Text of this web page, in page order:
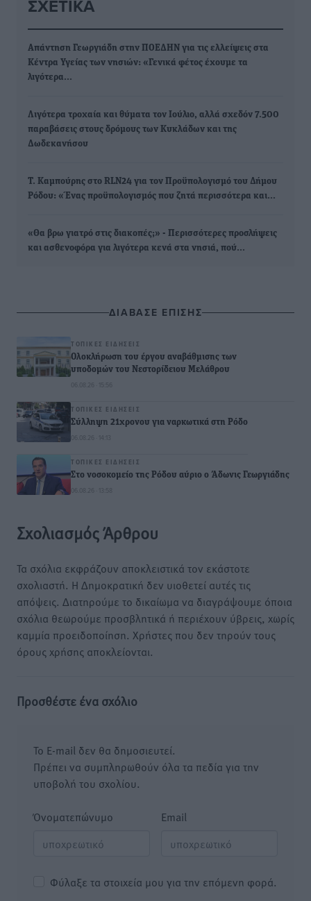
ΣΧΕΤΙΚΆ
Απάντηση Γεωργιάδη στην ΠΟΕΔΗΝ για τις ελλείψεις στα
Κέντρα Υγείας των νησιών: «Γενικά φέτος έχουμε τα
λιγότερα…
Λιγότερα τροχαία και θύματα τον Ιούλιο, αλλά σχεδόν 7.500
παραβάσεις στους δρόμους των Κυκλάδων και της
Δωδεκανήσου
Τ. Καμπούρης στο RLN24 για τον Προϋπολογισμό του Δήμου
Ρόδου: «Ένας προϋπολογισμός που ζητά περισσότερα και…
«Θα βρω γιατρό στις διακοπές;» - Περισσότερες προσλήψεις
και ασθενοφόρα για λιγότερα κενά στα νησιά, πού…
ΔΙΑΒΑΣΕ ΕΠΙΣΗΣ
ΤΟΠΙΚΈΣ ΕΙΔΉΣΕΙΣ
Ολοκλήρωση του έργου αναβάθμισης των
υποδομών του Νεστορίδειου Μελάθρου
06.08.26 · 15:56
ΤΟΠΙΚΈΣ ΕΙΔΉΣΕΙΣ
Σύλληψη 21χρονου για ναρκωτικά στη Ρόδο
06.08.26 · 14:13
ΤΟΠΙΚΈΣ ΕΙΔΉΣΕΙΣ
Στο νοσοκομείο της Ρόδου αύριο ο Άδωνις Γεωργιάδης
06.08.26 · 13:58
Σχολιασμός Άρθρου
Τα σχόλια εκφράζουν αποκλειστικά τον εκάστοτε
σχολιαστή. Η Δημοκρατική δεν υιοθετεί αυτές τις
απόψεις. Διατηρούμε το δικαίωμα να διαγράψουμε όποια
σχόλια θεωρούμε προσβλητικά ή περιέχουν ύβρεις, χωρίς
καμμία προειδοποίηση. Χρήστες που δεν τηρούν τους
όρους χρήσης αποκλείονται.
Προσθέστε ένα σχόλιο
Το E-mail δεν θα δημοσιευτεί.
Πρέπει να συμπληρωθούν όλα τα πεδία για την
υποβολή του σχολίου.
Όνοματεπώνυμο Email
Φύλαξε τα στοιχεία μου για την επόμενη φορά.